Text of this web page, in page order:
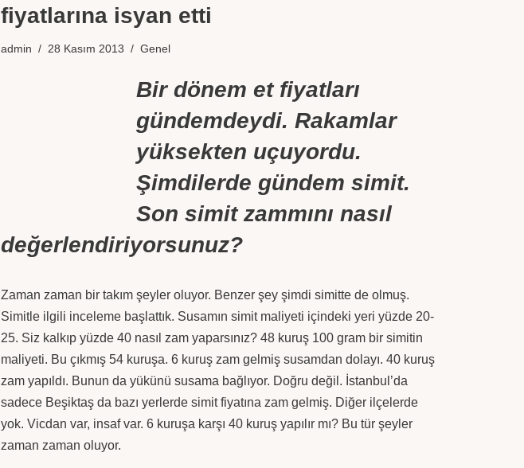
fiyatlarına isyan etti
admin 28 Kasım 2013 Genel
Bir dönem et fiyatları
gündemdeydi. Rakamlar
yüksekten uçuyordu.
Şimdilerde gündem simit.
Son simit zammını nasıl
değerlendiriyorsunuz?
Zaman zaman bir takım şeyler oluyor. Benzer şey şimdi simitte de olmuş.
Simitle ilgili inceleme başlattık. Susamın simit maliyeti içindeki yeri yüzde 20-
25. Siz kalkıp yüzde 40 nasıl zam yaparsınız? 48 kuruş 100 gram bir simitin
maliyeti. Bu çıkmış 54 kuruşa. 6 kuruş zam gelmiş susamdan dolayı. 40 kuruş
zam yapıldı. Bunun da yükünü susama bağlıyor. Doğru değil. İstanbul’da
sadece Beşiktaş da bazı yerlerde simit fiyatına zam gelmiş. Diğer ilçelerde
yok. Vicdan var, insaf var. 6 kuruşa karşı 40 kuruş yapılır mı? Bu tür şeyler
zaman zaman oluyor.